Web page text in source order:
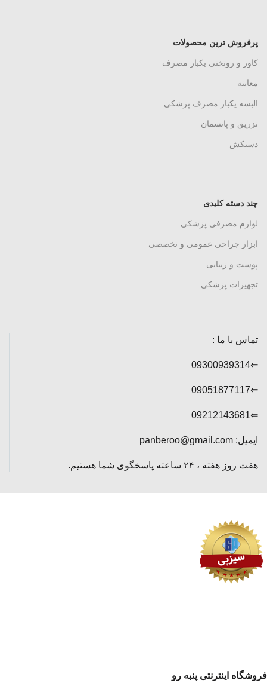
پرفروش ترین محصولات
کاور و روتختی یکبار مصرف
معاینه
البسه یکبار مصرف پزشکی
تزریق و پانسمان
دستکش
چند دسته کلیدی
لوازم مصرفی پزشکی
ابزار جراحی عمومی و تخصصی
پوست و زیبایی
تجهیزات پزشکی
تماس با ما :
⇐09300939314
⇐09051877117
⇐09212143681
ایمیل: panberoo@gmail.com
هفت روز هفته ، ۲۴ ساعته پاسخگوی شما هستیم.
فروشگاه اینترنتی پنبه رو